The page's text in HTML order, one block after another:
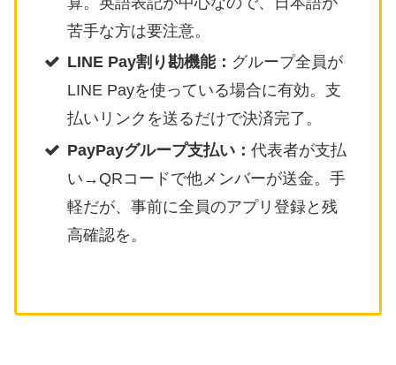
苦手な方は要注意。
LINE Pay割り勘機能： グループ全員が
LINE Payを使っている場合に有効。支
払いリンクを送るだけで決済完了。
PayPayグループ支払い： 代表者が支払
い→QRコードで他メンバーが送金。手
軽だが、事前に全員のアプリ登録と残
高確認を。